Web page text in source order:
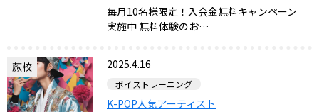
毎月10名様限定！入会金無料キャンペーン
実施中 無料体験のお…
蕨校 2025.4.16
ボイストレーニング
K-POP人気アーティスト